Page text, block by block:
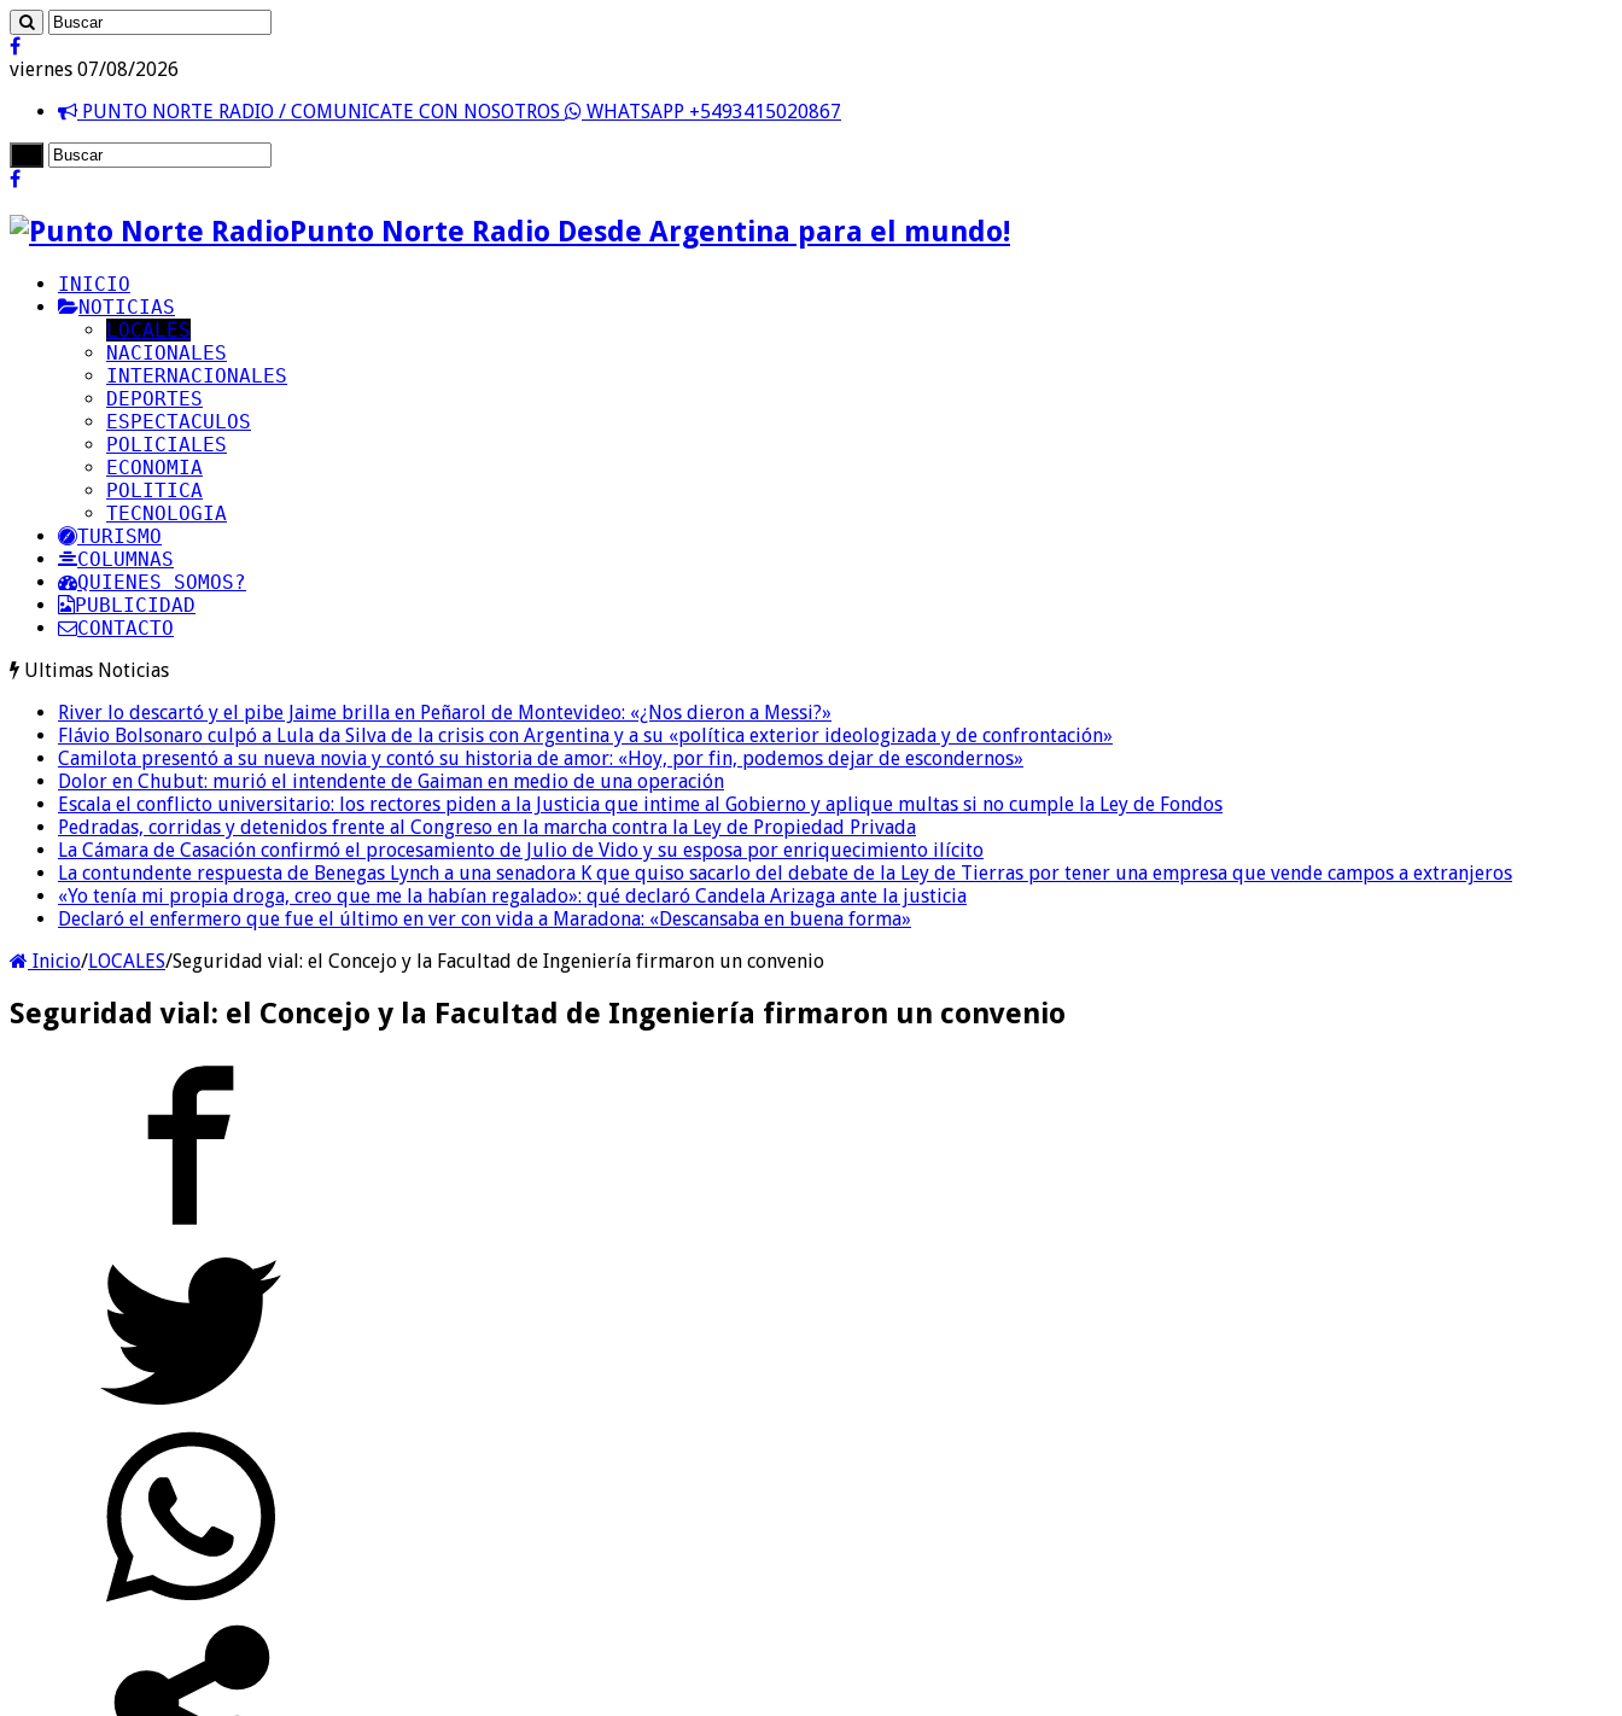
viernes 07/08/2026
PUNTO NORTE RADIO / COMUNICATE CON NOSOTROS
WHATSAPP +5493415020867
Punto Norte Radio Desde Argentina para el mundo!
INICIO
NOTICIAS
LOCALES
NACIONALES
INTERNACIONALES
DEPORTES
ESPECTACULOS
POLICIALES
ECONOMIA
POLITICA
TECNOLOGIA
TURISMO
COLUMNAS
QUIENES SOMOS?
PUBLICIDAD
CONTACTO
Ultimas Noticias
River lo descartó y el pibe Jaime brilla en Peñarol de Montevideo: «¿Nos dieron a Messi?»
Flávio Bolsonaro culpó a Lula da Silva de la crisis con Argentina y a su «política exterior ideologizada y de confrontación»
Camilota presentó a su nueva novia y contó su historia de amor: «Hoy, por fin, podemos dejar de escondernos»
Dolor en Chubut: murió el intendente de Gaiman en medio de una operación
Escala el conflicto universitario: los rectores piden a la Justicia que intime al Gobierno y aplique multas si no cumple la Ley de Fondos
Pedradas, corridas y detenidos frente al Congreso en la marcha contra la Ley de Propiedad Privada
La Cámara de Casación confirmó el procesamiento de Julio de Vido y su esposa por enriquecimiento ilícito
La contundente respuesta de Benegas Lynch a una senadora K que quiso sacarlo del debate de la Ley de Tierras por tener una empresa que vende campos a extranjeros
«Yo tenía mi propia droga, creo que me la habían regalado»: qué declaró Candela Arizaga ante la justicia
Declaró el enfermero que fue el último en ver con vida a Maradona: «Descansaba en buena forma»
Inicio/LOCALES/Seguridad vial: el Concejo y la Facultad de Ingeniería firmaron un convenio
Seguridad vial: el Concejo y la Facultad de Ingeniería firmaron un convenio